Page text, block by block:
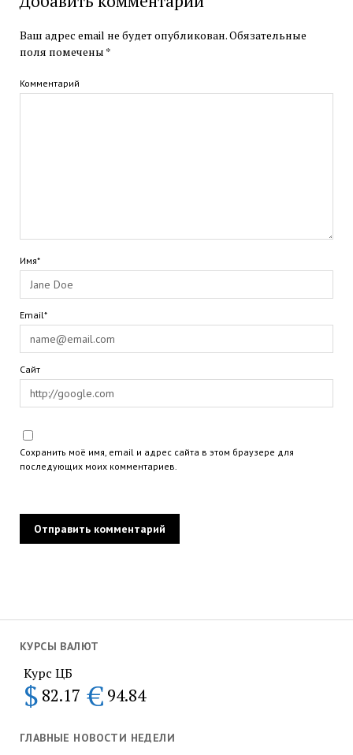
КУРСЫ ВАЛЮТ
Курс ЦБ
$ 82.17 € 94.84
ГЛАВНЫЕ НОВОСТИ НЕДЕЛИ
Ваш адрес email не будет опубликован.Обязательные
поля помечены *
Комментарий
Имя*
Email*
Сайт
Сохранить моё имя, email и адрес сайта в этом браузере для
последующих моих комментариев.